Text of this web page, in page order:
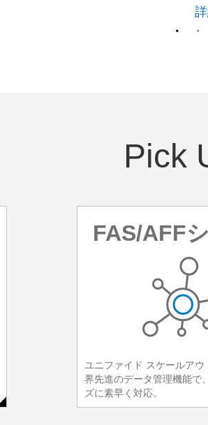
Pick
FAS/AFF
ユニファイド スケールアウ
界先進のデータ管理機能で
ズに素早く対応。